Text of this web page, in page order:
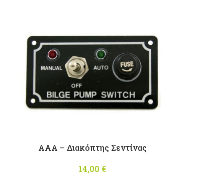
AAA – Διακόπτης Σεντίνας
14,00 €